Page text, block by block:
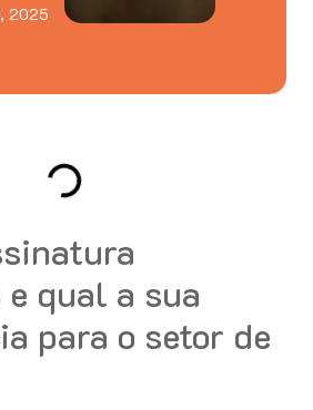
2025
qual a sua
para o setor de